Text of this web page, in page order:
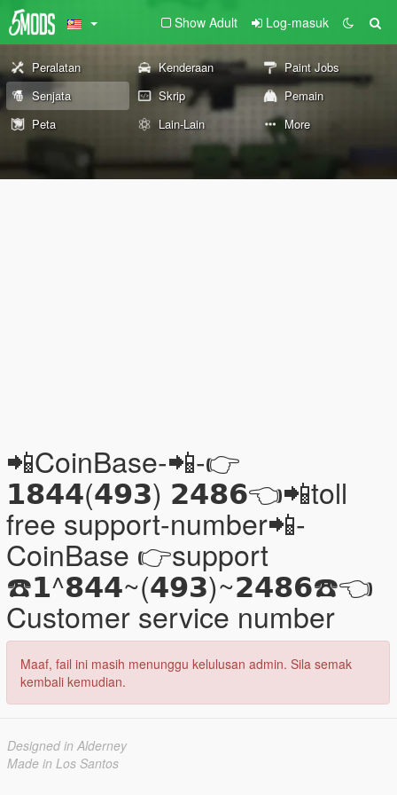
Show Adult Log-masuk
Peralatan Kenderaan
Paint Jobs
Senjata
Skrip
Pemain
Peta
Lain-Lain More
📲CoinBase-📲-👉
𝟭𝟴𝟰𝟰(𝟰𝟵𝟯) 𝟮𝟰𝟴𝟲👈📲toll
free support-number📲-
CoinBase 👉support
☎️𝟭^𝟴𝟰𝟰~(𝟰𝟵𝟯)~𝟮𝟰𝟴𝟲☎️👈
Customer service number
Maaf, fail ini masih menunggu kelulusan admin. Sila semak
kembali kemudian.
Designed in Alderney
Made in Los Santos